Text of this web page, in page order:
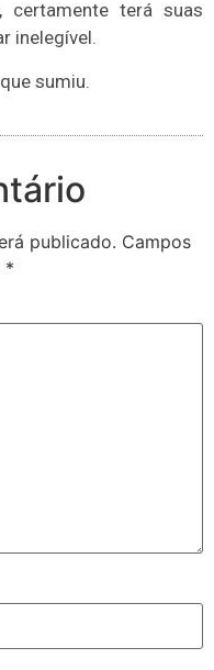
certamente terá suas
inelegível.
sumiu.
publicado. Campos
*